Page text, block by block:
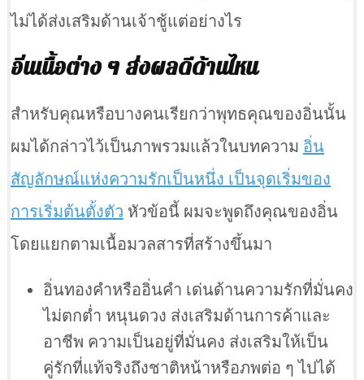
ไม่ได้ส่งเสริมด้านเจ้าชู้แต่อย่างไร
อิ่นเนื้อต่าง ๆ ส่งผลดีด้านไหน
สำหรับคุณหรือบางคนเรียกว่าพุทธคุณของอิ่นนั้น
ผมได้กล่าวไว้เป็นภาพรวมแล้วในบทความ อิ่น
สัญลักษณ์แห่งความรักเป็นหนึ่ง เป็นจุดเริ่มของ
การเริ่มต้นตั้งตัว หัวข้อนี้ ผมจะพูดถึงคุณของอิ่น
โดยแยกตามเนื้อมวลสารที่สร้างขึ้นมา
อิ่นทองคำหรืออิ่นคำ เด่นด้านความรักที่มั่นคง
ไม่ตกต่ำ หนุนดวง ส่งเสริมด้านการค้าและ
อาชีพ ความเป็นอยู่ที่มั่นคง ส่งเสริมให้เป็น
คู่รักที่แท้จริงถึงชาติหน้าหรือภพต่อ ๆ ไปได้